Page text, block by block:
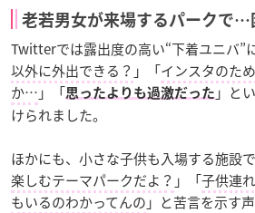
老若男女が来場するパークで…
Twitterでは露出度の高い“下着ユニバ”
以外に外出できる？ 」「インスタのた
か… 」「思ったよりも過激だった 」と
けられました。
ほかにも、小さな子供も入場する施設
楽しむテーマパークだよ？ 」「子供連
もいるのわかってんの 」と苦言を示す